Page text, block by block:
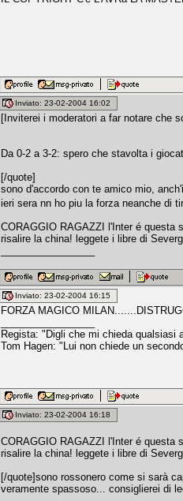
Inviato: 23-02-2004 16:02
[Inviterei i moderatori a far notare che
Da 0-2 a 3-2: spero che stavolta i
[/quote]
sono d'accordo con te amico mio,
ieri sera nn ho piu la forza neanche di
CORAGGIO RAGAZZI l'Inter é questa
risalire la china! leggete i libre di
Inviato: 23-02-2004 16:15
FORZA MAGICO
Regista: "Digli che mi chieda qualsiasi
Tom Hagen: "Lui non chiede un
Inviato: 23-02-2004 16:18
CORAGGIO RAGAZZI l'Inter é questa
risalire la china! leggete i libre di
[/quote]sono rossonero come si sarà
veramente spassoso... consiglierei di